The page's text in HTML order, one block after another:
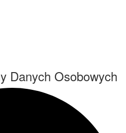
Danych Osobowych